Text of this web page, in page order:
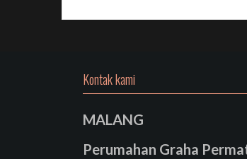
Kontak kami
MALANG
Perumahan Graha